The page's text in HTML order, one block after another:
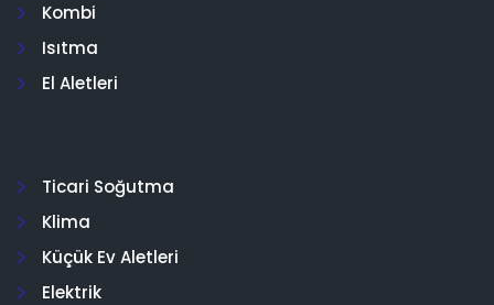
Kombi
Isıtma
El Aletleri
Ticari Soğutma
Klima
Küçük Ev Aletleri
Elektrik